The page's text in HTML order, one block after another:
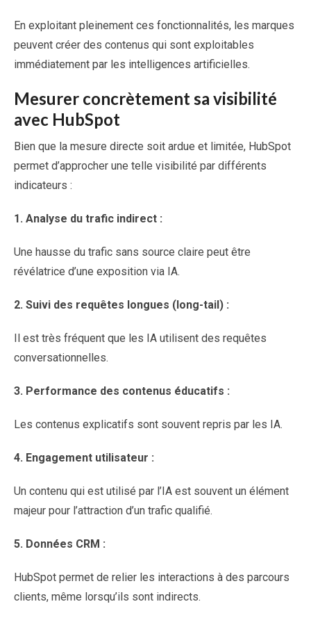
En exploitant pleinement ces fonctionnalités, les marques
peuvent créer des contenus qui sont exploitables
immédiatement par les intelligences artificielles.
Mesurer concrètement sa visibilité
avec HubSpot
Bien que la mesure directe soit ardue et limitée, HubSpot
permet d’approcher une telle visibilité par différents
indicateurs :
1. Analyse du trafic indirect :
Une hausse du trafic sans source claire peut être
révélatrice d’une exposition via IA.
2. Suivi des requêtes longues (long-tail) :
Il est très fréquent que les IA utilisent des requêtes
conversationnelles.
3. Performance des contenus éducatifs :
Les contenus explicatifs sont souvent repris par les IA.
4. Engagement utilisateur :
Un contenu qui est utilisé par l’IA est souvent un élément
majeur pour l’attraction d’un trafic qualifié.
5. Données CRM :
HubSpot permet de relier les interactions à des parcours
clients, même lorsqu’ils sont indirects.